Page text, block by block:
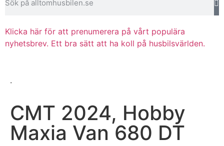
Klicka här för att prenumerera på vårt populära
nyhetsbrev. Ett bra sätt att ha koll på husbilsvärlden.
.
CMT 2024, Hobby
Maxia Van 680 DT